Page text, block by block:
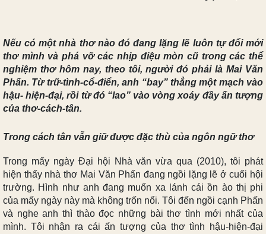
Nếu có một nhà thơ nào đó đang lặng lẽ luôn tự đổi mới
thơ mình và phá vỡ các nhịp điệu mòn cũ trong các thể
nghiệm thơ hôm nay, theo tôi, người đó phải là Mai Văn
Phấn. Từ trữ-tình-cổ-điển, anh “bay” thẳng một mạch vào
hậu- hiện-đại, rồi từ đó “lao” vào vòng xoáy đầy ấn tượng
của thơ-cách-tân.
Trong cách tân vẫn giữ được đặc thù của ngôn ngữ thơ
Trong mấy ngày Đại hội Nhà văn vừa qua (2010), tôi phát
hiện thấy nhà thơ Mai Văn Phấn đang ngồi lặng lẽ ở cuối hội
trường. Hình như anh đang muốn xa lánh cái ồn ào thị phi
của mấy ngày này mà không trốn nổi. Tôi đến ngồi cạnh Phấn
và nghe anh thì thào đọc những bài thơ tình mới nhất của
mình. Tôi nhận ra cái ấn tượng của thơ tình hậu-hiện-đại